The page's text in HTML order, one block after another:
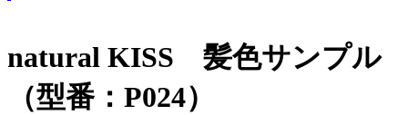
natural KISS 髪色サンプル
（型番：P024）